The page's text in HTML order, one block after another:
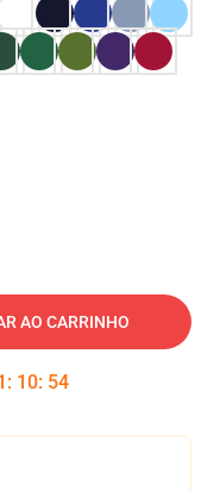
AO CARRINHO
: 10: 54